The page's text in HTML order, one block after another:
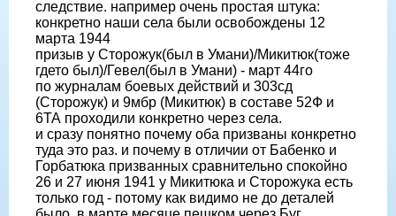
следствие. например очень простая штука:
конкретно наши села были освобождены 12
марта 1944
призыв у Сторожук(был в Умани)/Микитюк(тоже
гдето был)/Гевел(был в Умани) - март 44го
по журналам боевых действий и 303сд
(Сторожук) и 9мбр (Микитюк) в составе 52Ф и
6ТА проходили конкретно через села.
и сразу понятно почему оба призваны конкретно
туда это раз. и почему в отличии от Бабенко и
Горбатюка призванных сравнительно спокойно
26 и 27 июня 1941 у Микитюка и Сторожука есть
только год - потому как видимо не до деталей